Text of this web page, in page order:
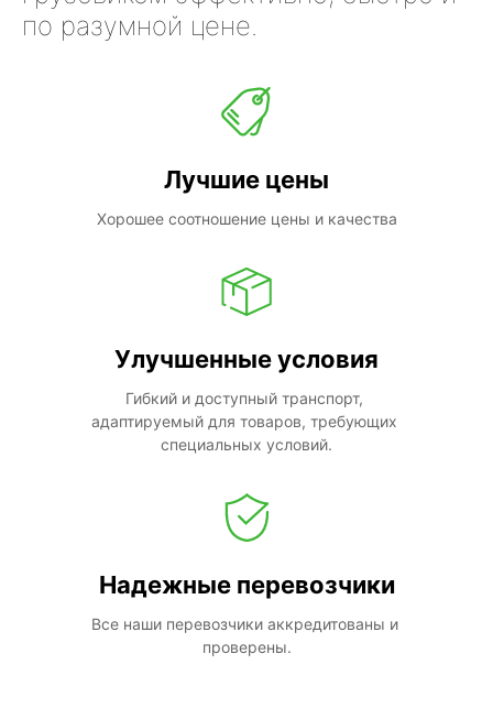
по разумной цене.
Лучшие цены
Хорошее соотношение цены и качества
Улучшенные условия
Гибкий и доступный транспорт,
адаптируемый для товаров, требующих
специальных условий.
Надежные перевозчики
Все наши перевозчики аккредитованы и
проверены.